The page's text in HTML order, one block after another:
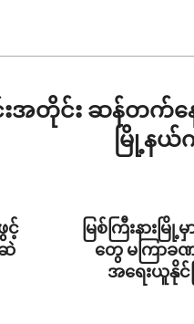
ာင်းအတိုင်း ဆန်တ
မြို့နယ်
င့်
ဆဲ
မြစ်ကြီးနားမ
တွေ မကြာခဏ
အရေးယူနိုင်